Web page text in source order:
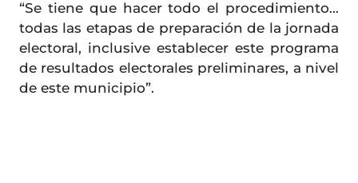
“Se tiene que hacer todo el procedimiento…
todas las etapas de preparación de la jornada
electoral, inclusive establecer este programa
de resultados electorales preliminares, a nivel
de este municipio”.